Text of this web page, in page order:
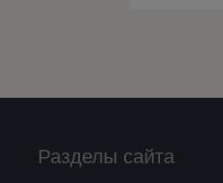
Разделы сайта